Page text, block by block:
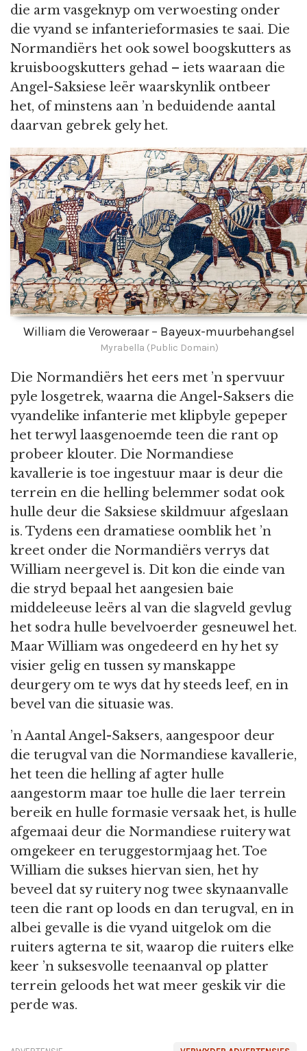
die arm vasgeknyp om verwoesting onder
die vyand se infanterieformasies te saai. Die
Normandiërs het ook sowel boogskutters as
kruisboogskutters gehad – iets waaraan die
Angel-Saksiese leër waarskynlik ontbeer
het, of minstens aan ’n beduidende aantal
daarvan gebrek gely het.
William die Veroweraar – Bayeux-muurbehangsel
Myrabella (Public Domain)
Die Normandiërs het eers met ’n spervuur
pyle losgetrek, waarna die Angel-Saksers die
vyandelike infanterie met klipbyle gepeper
het terwyl laasgenoemde teen die rant op
probeer klouter. Die Normandiese
kavallerie is toe ingestuur maar is deur die
terrein en die helling belemmer sodat ook
hulle deur die Saksiese skildmuur afgeslaan
is. Tydens een dramatiese oomblik het ’n
kreet onder die Normandiërs verrys dat
William neergevel is. Dit kon die einde van
die stryd bepaal het aangesien baie
middeleeuse leërs al van die slagveld gevlug
het sodra hulle bevelvoerder gesneuwel het.
Maar William was ongedeerd en hy het sy
visier gelig en tussen sy manskappe
deurgery om te wys dat hy steeds leef, en in
bevel van die situasie was.
’n Aantal Angel-Saksers, aangespoor deur
die terugval van die Normandiese kavallerie,
het teen die helling af agter hulle
aangestorm maar toe hulle die laer terrein
bereik en hulle formasie versaak het, is hulle
afgemaai deur die Normandiese ruitery wat
omgekeer en teruggestormjaag het. Toe
William die sukses hiervan sien, het hy
beveel dat sy ruitery nog twee skynaanvalle
teen die rant op loods en dan terugval, en in
albei gevalle is die vyand uitgelok om die
ruiters agterna te sit, waarop die ruiters elke
keer ’n suksesvolle teenaanval op platter
terrein geloods het wat meer geskik vir die
perde was.